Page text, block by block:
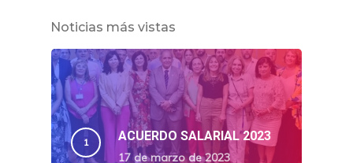
Noticias más vistas
ACUERDO SALARIAL 2023
17 de marzo de 2023